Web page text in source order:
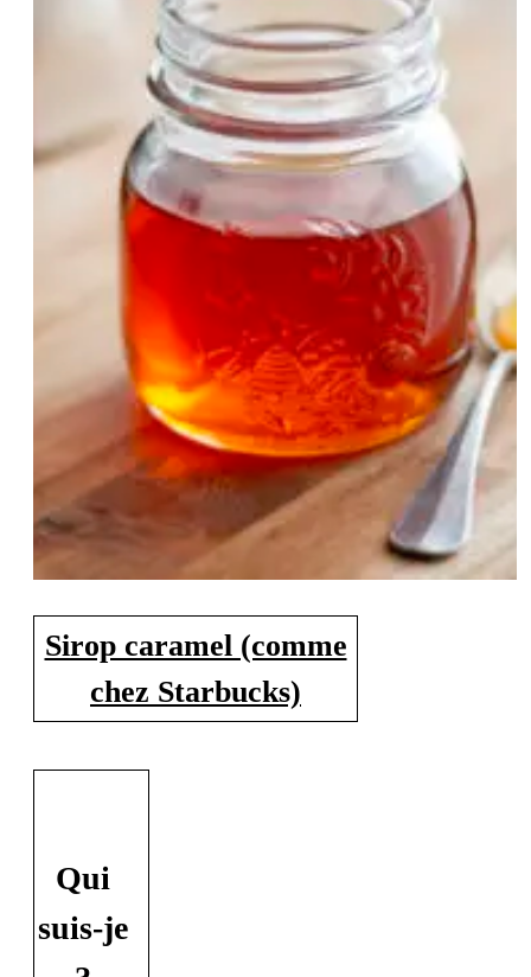
Sirop caramel (comme
chez Starbucks)
Qui
suis-je